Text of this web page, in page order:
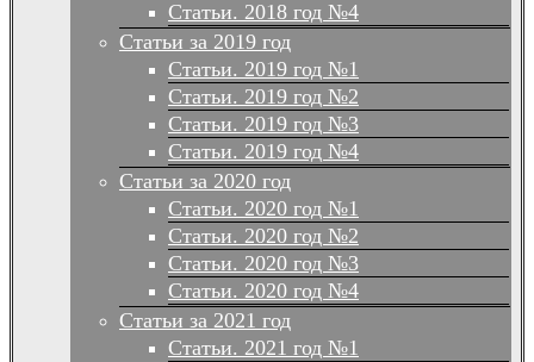
Статьи. 2018 год №4
Статьи за 2019 год
Статьи. 2019 год №1
Статьи. 2019 год №2
Статьи. 2019 год №3
Статьи. 2019 год №4
Статьи за 2020 год
Статьи. 2020 год №1
Статьи. 2020 год №2
Статьи. 2020 год №3
Статьи. 2020 год №4
Статьи за 2021 год
Статьи. 2021 год №1